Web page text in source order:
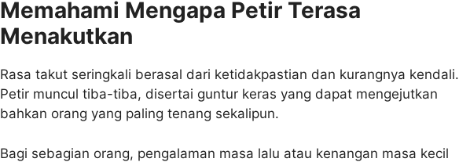
Memahami Mengapa Petir Terasa
Menakutkan
Rasa takut seringkali berasal dari ketidakpastian dan kurangnya kendali.
Petir muncul tiba-tiba, disertai guntur keras yang dapat mengejutkan
bahkan orang yang paling tenang sekalipun.
Bagi sebagian orang, pengalaman masa lalu atau kenangan masa kecil